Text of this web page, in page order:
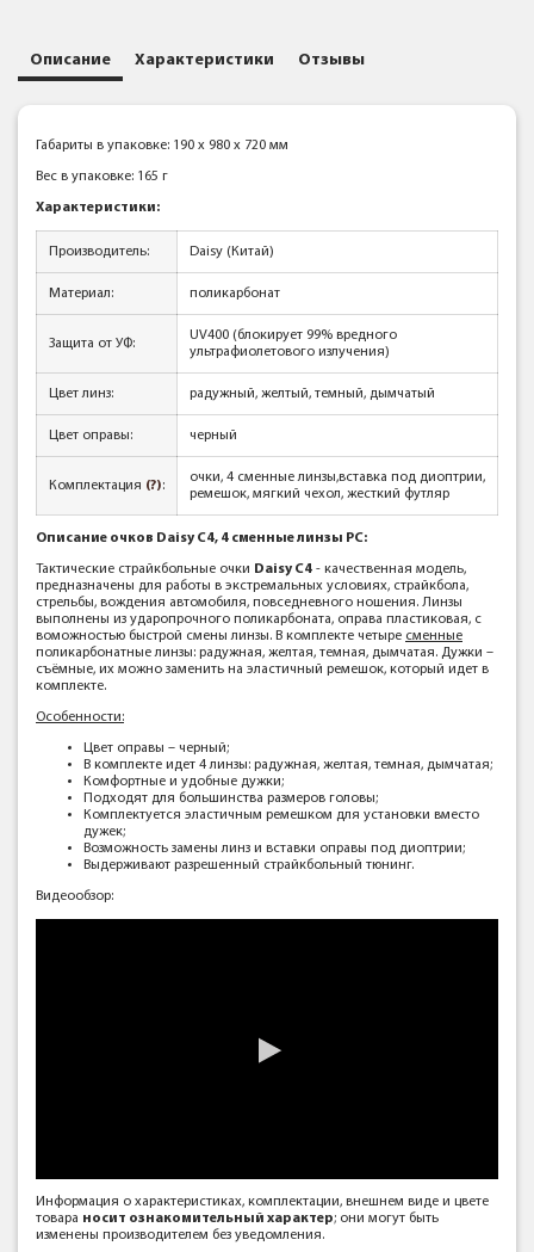
Описание Характеристики Отзывы
Габариты в упаковке: 190 x 980 x 720 мм
Вес в упаковке: 165 г
Характеристики:
Производитель: Daisy (Китай)
Материал: поликарбонат
Защита от УФ:
UV400 (блокирует 99% вредного
ультрафиолетового излучения)
Цвет линз: радужный, желтый, темный, дымчатый
Цвет оправы: черный
Комплектация (?):
очки, 4 сменные линзы,вставка под диоптрии,
ремешок, мягкий чехол, жесткий футляр
Описание очков Daisy C4, 4 сменные линзы PC:
Тактические страйкбольные очки Daisy C4 - качественная модель,
предназначены для работы в экстремальных условиях, страйкбола,
стрельбы, вождения автомобиля, повседневного ношения. Линзы
выполнены из ударопрочного поликарбоната, оправа пластиковая, с
воможностью быстрой смены линзы. В комплекте четыре сменные
поликарбонатные линзы: радужная, желтая, темная, дымчатая. Дужки –
съёмные, их можно заменить на эластичный ремешок, который идет в
комплекте.
Особенности:
Цвет оправы – черный;
В комплекте идет 4 линзы: радужная, желтая, темная, дымчатая;
Комфортные и удобные дужки;
Подходят для большинства размеров головы;
Комплектуется эластичным ремешком для установки вместо
дужек;
Возможность замены линз и вставки оправы под диоптрии;
Выдерживают разрешенный страйкбольный тюнинг.
Видеообзор:
Информация о характеристиках, комплектации, внешнем виде и цвете
товара носит ознакомительный характер; они могут быть
изменены производителем без уведомления.